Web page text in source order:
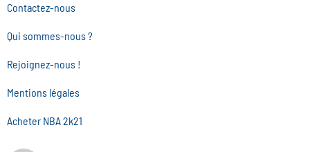
Contactez-nous
Qui sommes-nous ?
Rejoignez-nous !
Mentions légales
Acheter NBA 2k21